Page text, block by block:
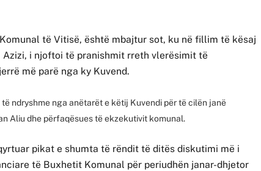
të Vitisë, është mbajtur sot, ku në fillim të kësaj
i njoftoi të pranishmit rreth vlerësimit të
më parë nga ky Kuvend.
ndryshme nga anëtarët e këtij Kuvendi për të cilën janë
Aliu dhe përfaqësues të ekzekutivit komunal.
pikat e shumta të rëndit të ditës diskutimi më i
të Buxhetit Komunal për periudhën janar-dhjetor